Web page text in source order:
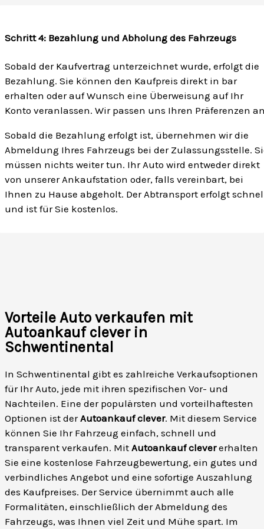
Schritt 4: Bezahlung und Abholung des Fahrzeugs
Sobald der Kaufvertrag unterzeichnet wurde, erfolgt die
Bezahlung. Sie können den Kaufpreis direkt in bar
erhalten oder auf Wunsch eine Überweisung auf Ihr
Konto veranlassen. Wir passen uns Ihren Präferenzen
Sobald die Bezahlung erfolgt ist, übernehmen wir die
Abmeldung Ihres Fahrzeugs bei der Zulassungsstelle.
müssen nichts weiter tun. Ihr Auto wird entweder direkt
von unserer Ankaufstation oder, falls vereinbart, bei
Ihnen zu Hause abgeholt. Der Abtransport erfolgt
und ist für Sie kostenlos.
Vorteile Auto verkaufen mit
Autoankauf clever in
Schwentinental
In Schwentinental gibt es zahlreiche Verkaufsoptionen
für Ihr Auto, jede mit ihren spezifischen Vor- und
Nachteilen. Eine der populärsten und vorteilhaftesten
Optionen ist derAutoankauf clever. Mit diesem Service
können Sie Ihr Fahrzeug einfach, schnell und
transparent verkaufen. Mit Autoankauf clevererhalten
Sie eine kostenlose Fahrzeugbewertung, ein gutes und
verbindliches Angebot und eine sofortige Auszahlung
des Kaufpreises. Der Service übernimmt auch alle
Formalitäten, einschließlich der Abmeldung des
Fahrzeugs, was Ihnen viel Zeit und Mühe spart. Im